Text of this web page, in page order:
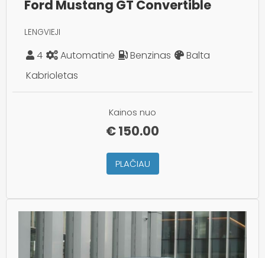
Ford Mustang GT Convertible
LENGVIEJI
4 Automatinė Benzinas
Balta
Kabrioletas
Kainos nuo
€150.00
PLAČIAU